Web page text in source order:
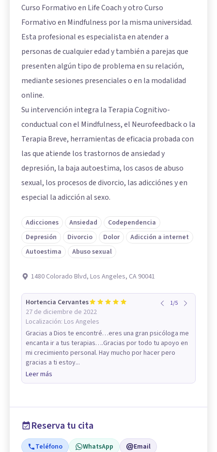
Curso Formativo en Life Coach y otro Curso
Formativo en Mindfulness por la misma universidad.
Esta profesional es especialista en atender a
personas de cualquier edad y también a parejas que
presenten algún tipo de problema en su relación,
mediante sesiones presenciales o en la modalidad
online.
Su intervención integra la Terapia Cognitivo-
conductual con el Mindfulness, el Neurofeedback o la
Terapia Breve, herramientas de eficacia probada con
las que atiende los trastornos de ansiedad y
depresión, la baja autoestima, los casos de abuso
sexual, los procesos de divorcio, las adicciónes y en
especial la adicción al sexo.
Adicciones Ansiedad
Codependencia
Depresión
Divorcio Dolor
Adicción a internet
Autoestima
Abuso sexual
1480 Colorado Blvd, Los Angeles, CA 90041
Hortencia Cervantes
27 de diciembre de 2022
Localización: Los Angeles
1/5
Gracias a Dios te encontré…eres una gran psicóloga me
encanta ir a tus terapias….Gracias por todo tu apoyo en
mi crecimiento personal. Hay mucho por hacer pero
gracias a ti estoy...
Leer más
Reserva tu cita
Teléfono WhatsApp Email